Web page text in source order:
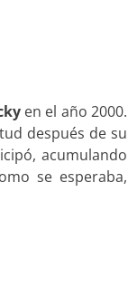
en el año 2000.
después de su
acumulando
se esperaba,